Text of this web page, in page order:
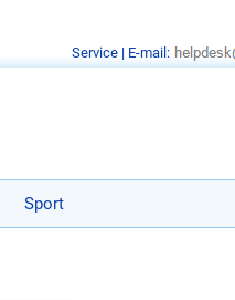
Sport
Service | E-mail: